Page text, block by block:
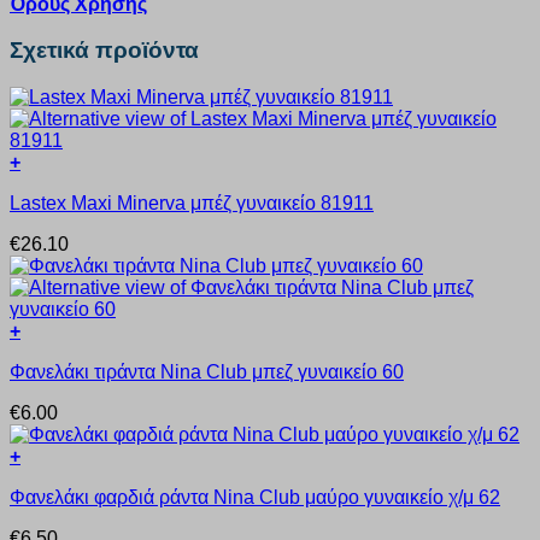
Σχετικά προϊόντα
+
το
έχει
πολλαπλές
παραλλαγές.
Οι
επιλογές
να
στη
σελίδα
του
προϊόντος
Lastex Maxi Minerva μπέζ γυναικείο 81911
€26.10
+
το
έχει
πολλαπλές
παραλλαγές.
επιλογές
Φανελάκι τιράντα Nina Club μπεζ γυναικείο 60
€6.00
+
το
Φανελάκι φαρδιά ράντα Nina Club μαύρο γυναικείο χ/μ 62